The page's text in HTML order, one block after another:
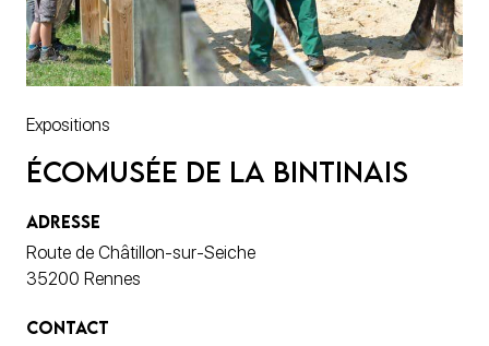
Expositions
Écomusée de la Bintinais
ADRESSE
Route de Châtillon-sur-Seiche
35200 Rennes
CONTACT